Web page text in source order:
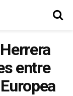
entre